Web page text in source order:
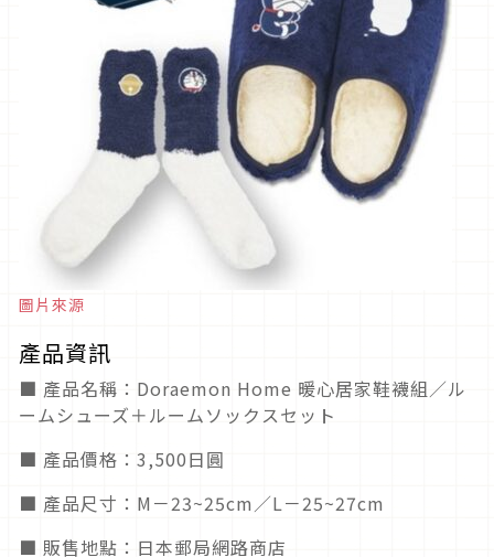
圖片來源
產品資訊
■ 產品名稱：Doraemon Home 暖心居家鞋襪組／ル
ームシューズ＋ルームソックスセット
■ 產品價格：3,500日圓
■ 產品尺寸：M－23~25cm／L－25~27cm
■ 販售地點：日本郵局網路商店